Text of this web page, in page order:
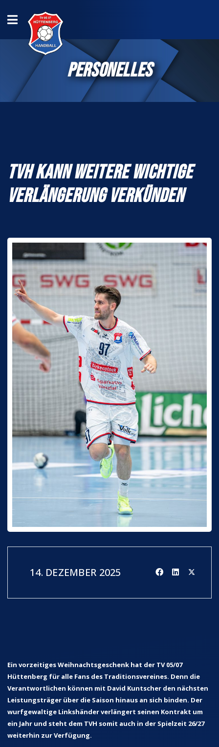
PERSONELLES
TVH KANN WEITERE WICHTIGE
VERLÄNGERUNG VERKÜNDEN
14. DEZEMBER 2025
Ein vorzeitiges Weihnachtsgeschenk hat der TV 05/07
Hüttenberg für alle Fans des Traditionsvereines. Denn die
Verantwortlichen können mit David Kuntscher den nächsten
Leistungsträger über die Saison hinaus an sich binden. Der
wurfgewaltige Linkshänder verlängert seinen Kontrakt um
ein Jahr und steht dem TVH somit auch in der Spielzeit 26/27
weiterhin zur Verfügung.